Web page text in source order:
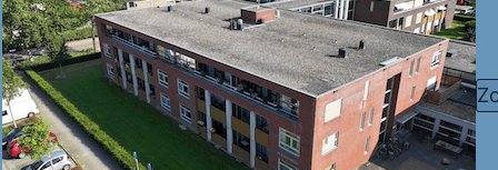
Doorgaan
naar
inhoud